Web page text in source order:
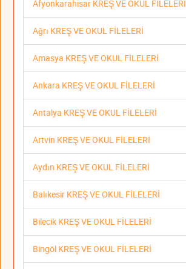
Afyonkarahisar KREŞ VE OKUL FİLELERİ
Ağrı KREŞ VE OKUL FİLELERİ
Amasya KREŞ VE OKUL FİLELERİ
Ankara KREŞ VE OKUL FİLELERİ
Antalya KREŞ VE OKUL FİLELERİ
Artvin KREŞ VE OKUL FİLELERİ
Aydın KREŞ VE OKUL FİLELERİ
Balıkesir KREŞ VE OKUL FİLELERİ
Bilecik KREŞ VE OKUL FİLELERİ
Bingöl KREŞ VE OKUL FİLELERİ